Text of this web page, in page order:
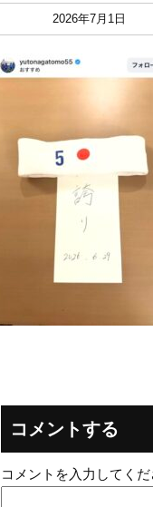
2026年7月1日
コメントする
コメントを入力してくだ